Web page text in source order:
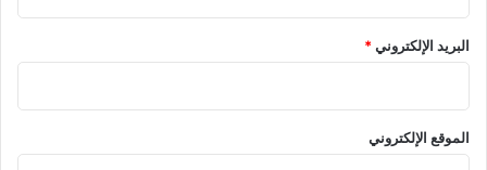
البريد الإلكتروني*
الموقع الإلكتروني